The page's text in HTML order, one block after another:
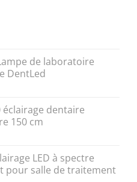
de laboratoire
DentLed
éclairage dentaire
150 cm
LED à spectre
pour salle de traitement